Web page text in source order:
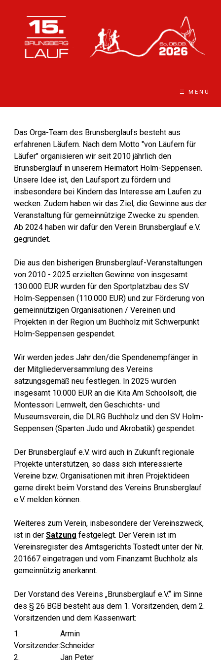
☰ MENÜ
Das Orga-Team des Brunsberglaufs besteht aus
erfahrenen Läufern. Nach dem Motto "von Läufern für
Läufer" organisieren wir seit 2010 jährlich den
Brunsberglauf in unserem Heimatort Holm-Seppensen.
Unsere Idee ist, den Laufsport zu fördern und
insbesondere bei Kindern das Interesse am Laufen zu
wecken. Zudem haben wir das Ziel, die Gewinne aus der
Veranstaltung für gemeinnützige Zwecke zu spenden.
Ab 2024 haben wir dafür den Verein Brunsberglauf e.V.
gegründet.
Die aus den bisherigen Brunsberglauf-Veranstaltungen
von 2010 - 2025 erzielten Gewinne von insgesamt
130.000 EUR wurden für den Sportplatzbau des SV
Holm-Seppensen (110.000 EUR) und zur Förderung von
gemeinnützigen Organisationen / Vereinen und
Projekten in der Region um Buchholz mit Schwerpunkt
Holm-Seppensen gespendet.
Wir werden jedes Jahr den/die Spendenempfänger in
der Mitgliederversammlung des Vereins
satzungsgemäß neu festlegen. In 2025 wurden
insgesamt 10.000 EUR an die Kita Am Schoolsolt, die
Montessori Lernwelt, den Geschichts- und
Museumsverein, die DLRG Buchholz und den SV Holm-
Seppensen (Sparten Judo und Akrobatik) gespendet.
Der Brunsberglauf e.V. wird auch in Zukunft regionale
Projekte unterstützen, so dass sich interessierte
Vereine bzw. Organisationen mit ihren Projektideen
gerne direkt beim Vorstand des Vereins Brunsberglauf
e.V. melden können.
Weiteres zum Verein, insbesondere der Vereinszweck,
ist in derSatzung festgelegt. Der Verein ist im
Vereinsregister des Amtsgerichts Tostedt unter der Nr.
201667 eingetragen und vom Finanzamt Buchholz als
gemeinnützig anerkannt.
Der Vorstand des Vereins „Brunsberglauf e.V.“ im Sinne
des § 26 BGB besteht aus dem 1. Vorsitzenden, dem 2.
Vorsitzenden und dem Kassenwart:
1.
Vorsitzender:
Armin
Schneider
2.
Jan Peter